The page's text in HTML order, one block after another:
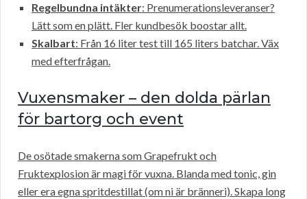
Regelbundna intäkter: Prenumerationsleveranser?
Lätt som en plätt. Fler kundbesök boostar allt.
Skalbart: Från 16 liter test till 165 liters batchar. Väx
med efterfrågan.
Vuxensmaker – den dolda pärlan
för bartorg och event
De osötade smakerna som Grapefrukt och
Fruktexplosion är magi för vuxna. Blanda med tonic, gin
eller era egna spritdestillat (om ni är bränneri). Skapa long